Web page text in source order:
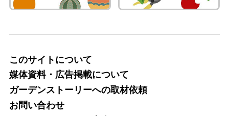
このサイトについて
媒体資料・広告掲載について
ガーデンストーリーへの取材依頼
お問い合わせ